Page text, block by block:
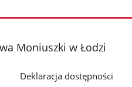
Moniuszki w Łodzi
Deklaracja dostępności